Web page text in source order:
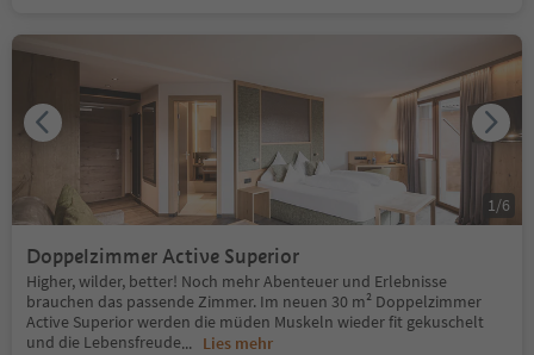
Doppelzimmer Active Superior
Higher, wilder, better! Noch mehr Abenteuer und Erlebnisse
brauchen das passende Zimmer. Im neuen 30 m² Doppelzimmer
Active Superior werden die müden Muskeln wieder fit gekuschelt
und die Lebensfreude... Lies mehr
1 /6